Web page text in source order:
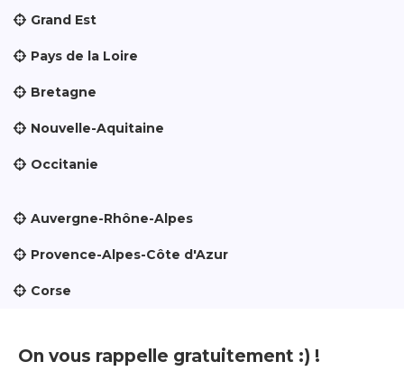
Grand Est
Pays de la Loire
Bretagne
Nouvelle-Aquitaine
Occitanie
Auvergne-Rhône-Alpes
Provence-Alpes-Côte d'Azur
Corse
On vous rappelle gratuitement :) !